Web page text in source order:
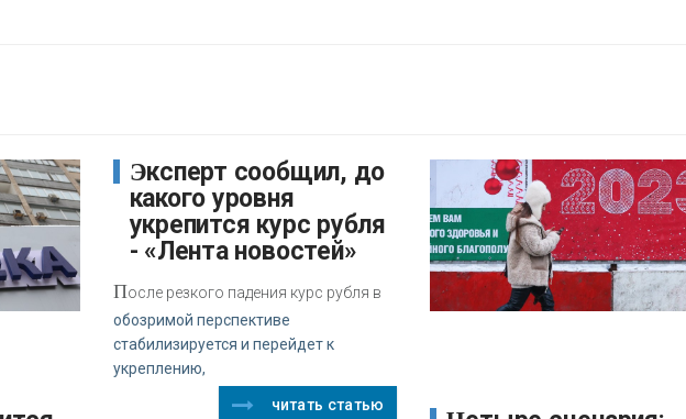
Эксперт сообщил, до
какого уровня
укрепится курс рубля
- «Лента новостей»
После резкого падения курс рубля в
обозримой перспективе
стабилизируется и перейдет к
укреплению,
читать статью